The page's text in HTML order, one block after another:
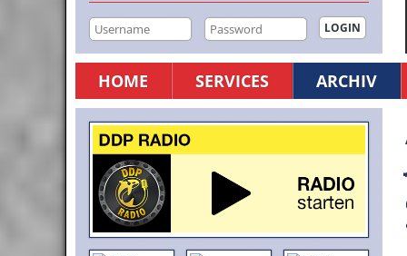
HOME SERVICES ARCHIV